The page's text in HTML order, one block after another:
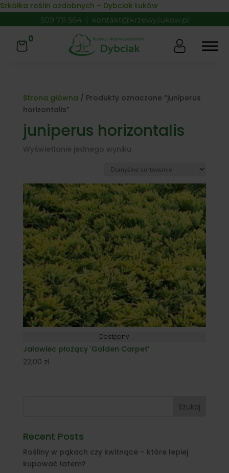
Skip to content
Szkółka roślin ozdobnych – Dybciak Łuków
509 711 564 | kontakt@krzewy.lukow.pl
0
Strona główna / Produkty oznaczone “juniperus
horizontalis”
juniperus horizontalis
Wyświetlanie jednego wyniku
Dostępny
Jałowiec płożący 'Golden Carpet’
22,00 zł
Szukaj
Recent Posts
Rośliny w pąkach czy kwitnące – które lepiej
kupować latem?